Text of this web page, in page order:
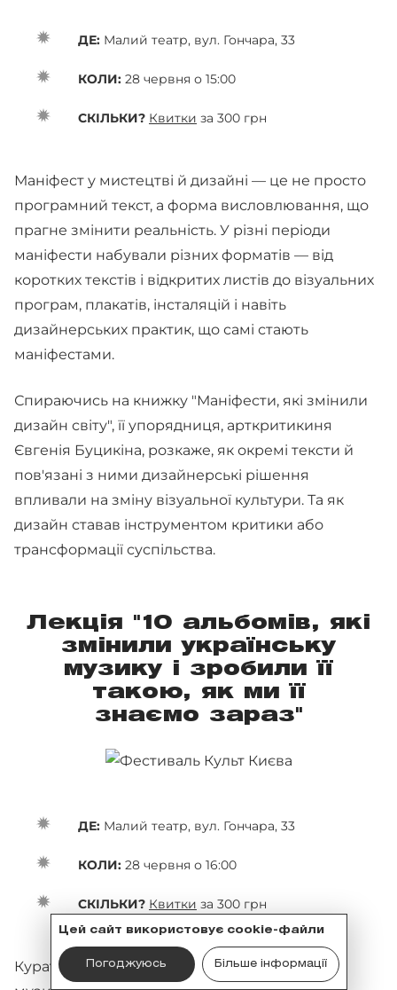
ДЕ: Малий театр, вул. Гончара, 33
КОЛИ: 28 червня о 15:00
СКІЛЬКИ? Квитки за 300 грн
Маніфест у мистецтві й дизайні — це не просто
програмний текст, а форма висловлювання, що
прагне змінити реальність. У різні періоди
маніфести набували різних форматів — від
коротких текстів і відкритих листів до візуальних
програм, плакатів, інсталяцій і навіть
дизайнерських практик, що самі стають
маніфестами.
Спираючись на книжку "Маніфести, які змінили
дизайн світу", її упорядниця, арткритикиня
Євгенія Буцикіна, розкаже, як окремі тексти й
пов'язані з ними дизайнерські рішення
впливали на зміну візуальної культури. Та як
дизайн ставав інструментом критики або
трансформації суспільства.
Лекція "10 альбомів, які
змінили українську
музику і зробили її
такою, як ми її
знаємо зараз"
ДЕ: Малий театр, вул. Гончара, 33
КОЛИ: 28 червня о 16:00
СКІЛЬКИ? Квитки за 300 грн
Куратор музичної програми фестивалю,
Цей сайт використовує cookie-файли
Погоджуюсь Більше інформації